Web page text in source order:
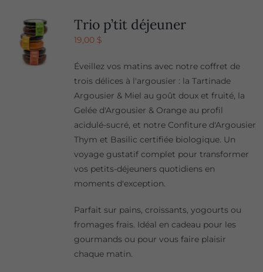
Trio p’tit déjeuner
19,00 $
Éveillez vos matins avec notre coffret de
trois délices à l'argousier : la Tartinade
Argousier & Miel au goût doux et fruité, la
Gelée d'Argousier & Orange au profil
acidulé-sucré, et notre Confiture d'Argousier
Thym et Basilic certifiée biologique. Un
voyage gustatif complet pour transformer
vos petits-déjeuners quotidiens en
moments d'exception.
Parfait sur pains, croissants, yogourts ou
fromages frais. Idéal en cadeau pour les
gourmands ou pour vous faire plaisir
chaque matin.